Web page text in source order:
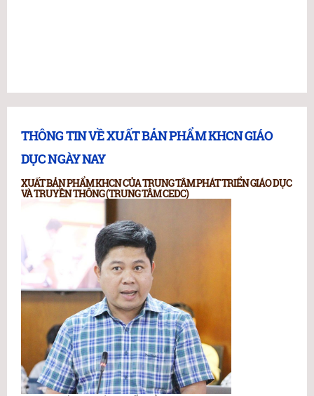
THÔNG TIN VỀ XUẤT BẢN PHẨM KHCN GIÁO
DỤC NGÀY NAY
XUẤT BẢN PHẨM KHCN CỦA TRUNG TÂM PHÁT TRIỂN GIÁO DỤC
VÀ TRUYỀN THÔNG (TRUNG TÂM CEDC)